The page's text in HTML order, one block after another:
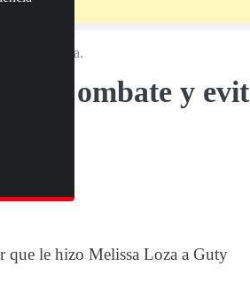
Melissa Loza.
en Combate y
que le hizo Melissa Loza a Guty